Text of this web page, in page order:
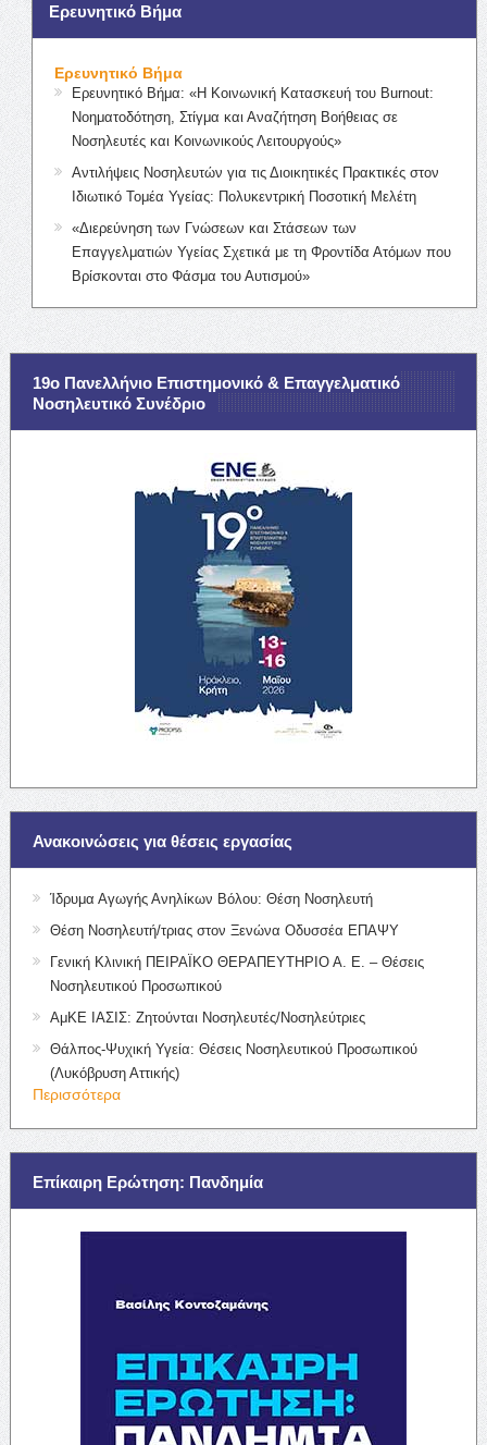
Ερευνητικό Βήμα
Ερευνητικό Βήμα
Ερευνητικό Βήμα: «Η Κοινωνική Κατασκευή του Burnout:
Νοηματοδότηση, Στίγμα και Αναζήτηση Βοήθειας σε
Νοσηλευτές και Κοινωνικούς Λειτουργούς»
Αντιλήψεις Νοσηλευτών για τις Διοικητικές Πρακτικές στον
Ιδιωτικό Τομέα Υγείας: Πολυκεντρική Ποσοτική Μελέτη
«Διερεύνηση των Γνώσεων και Στάσεων των
Επαγγελματιών Υγείας Σχετικά με τη Φροντίδα Ατόμων που
Βρίσκονται στο Φάσμα του Αυτισμού»
19ο Πανελλήνιο Επιστημονικό & Επαγγελματικό
Νοσηλευτικό Συνέδριο
Ανακοινώσεις για θέσεις εργασίας
Ίδρυμα Αγωγής Ανηλίκων Βόλου: Θέση Νοσηλευτή
Θέση Νοσηλευτή/τριας στον Ξενώνα Οδυσσέα ΕΠΑΨΥ
Γενική Κλινική ΠΕΙΡΑΪΚΟ ΘΕΡΑΠΕΥΤΗΡΙΟ Α. Ε. – Θέσεις
Νοσηλευτικού Προσωπικού
ΑμΚΕ ΙΑΣΙΣ: Ζητούνται Νοσηλευτές/Νοσηλεύτριες
Θάλπος-Ψυχική Υγεία: Θέσεις Νοσηλευτικού Προσωπικού
(Λυκόβρυση Αττικής)
Περισσότερα
Επίκαιρη Ερώτηση: Πανδημία